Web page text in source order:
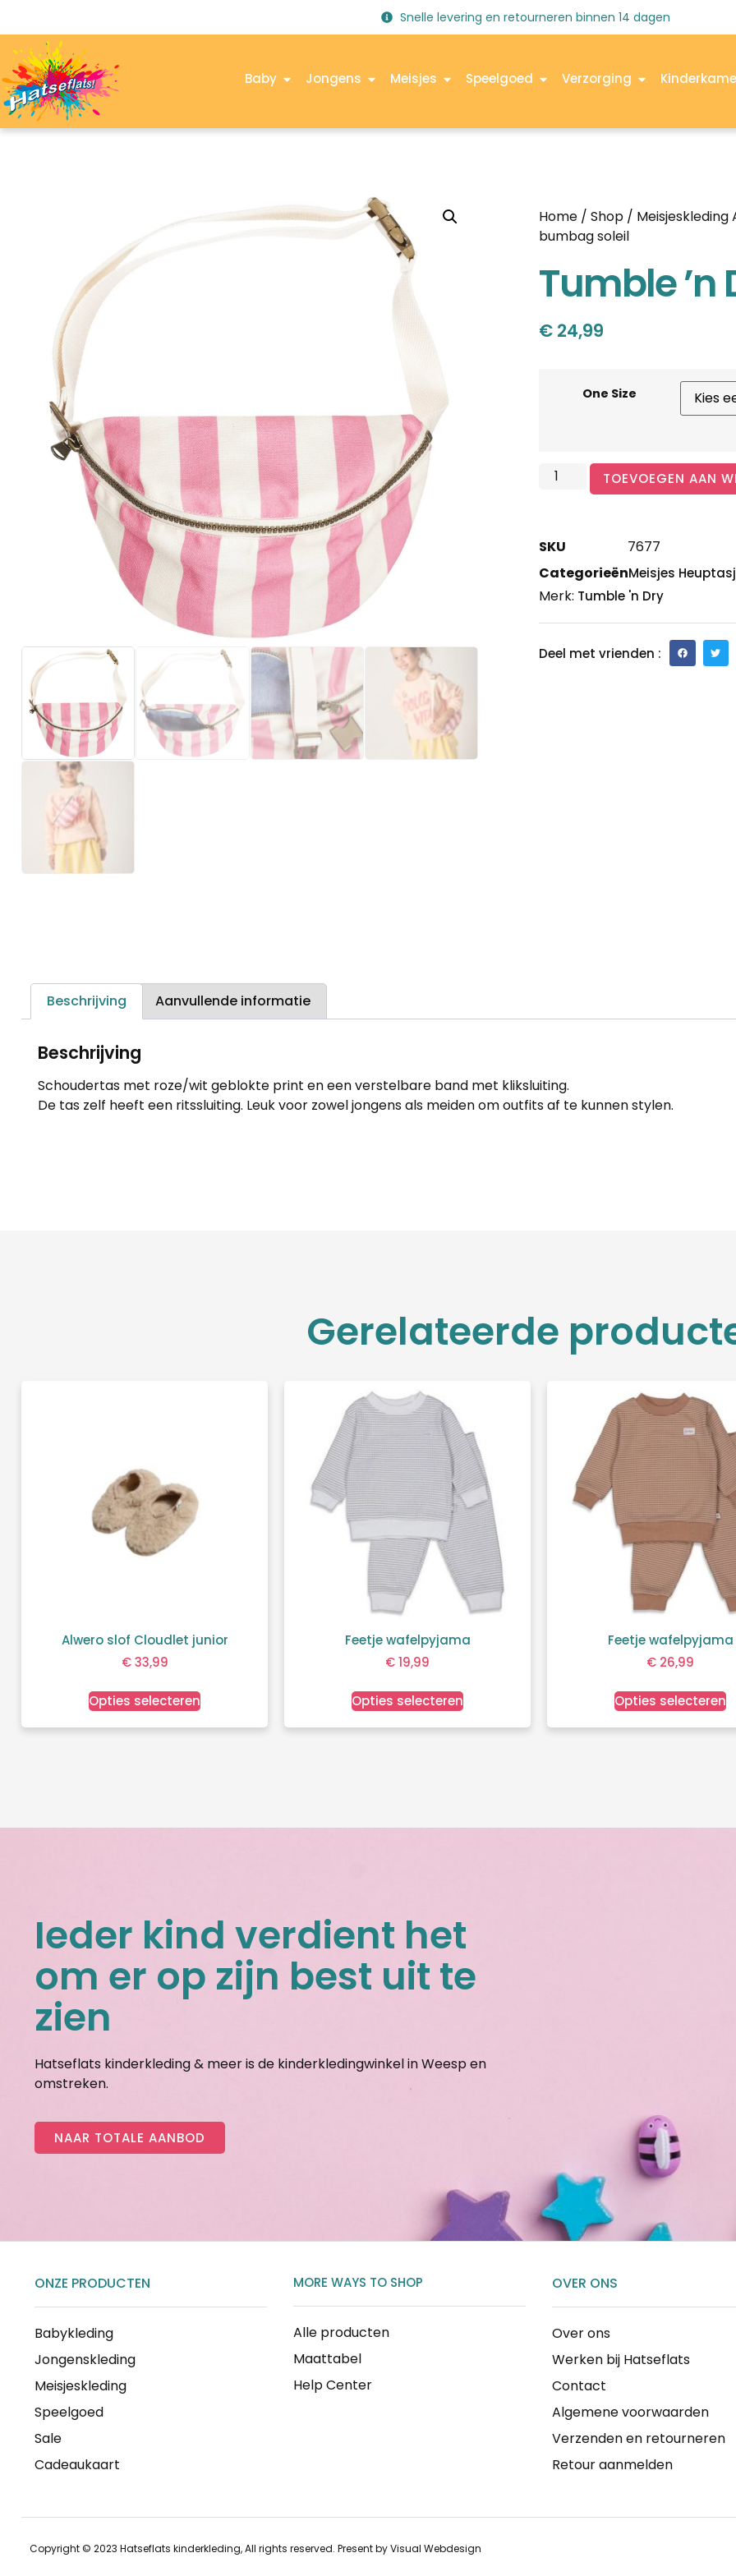
Snelle levering en retourneren binnen 14 dagen
Baby Jongens Meisjes Speelgoed Verzorging
Home / Shop / Meisjeskleding
bumbag soleil
Tumble
€ 24,99
One Size
TOEVOEGEN AAN
SKU
7677
CategorieënMeisjes
Merk: Tumble 'n Dry
Deel met vrienden :
Beschrijving Aanvullende informatie
Beschrijving
Schoudertas met roze/wit geblokte print en een verstelbare band met kliksluiting.
De tas zelf heeft een ritssluiting. Leuk voor zowel jongens als meiden om outfits af te kunnen stylen.
Gerelateerde
Alwero slof Cloudlet junior
€33,99
Opties selecteren
Feetje wafelpyjama
€19,99
Opties selecteren
Feetje wafelpyjama
€ 26,99
Opties selecteren
Ieder kind verdient het
om er op zijn best uit te
zien
Hatseflats kinderkleding & meer is de kinderkledingwinkel in Weesp en
omstreken.
NAAR TOTALE AANBOD
ONZE PRODUCTEN
Babykleding
Jongenskleding
Meisjeskleding
Speelgoed
Sale
Cadeaukaart
MORE WAYS TO SHOP
Alle producten
Maattabel
Help Center
OVER ONS
Over ons
Werken bij Hatseflats
Contact
Algemene voorwaarden
Verzenden en retourneren
Retour aanmelden
Copyright © 2023 Hatseflats kinderkleding, All rights reserved. Present byVisual Webdesign